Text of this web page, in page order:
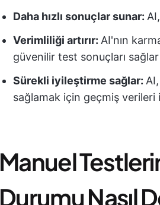
Daha hızlı sonuçlar sunar:
Verimliliği artırır: AI'nın
güvenilir test sonuçları sağlar
Sürekli iyileştirme sağlar:
sağlamak için geçmiş verileri
Manuel
Durumu Nasıl